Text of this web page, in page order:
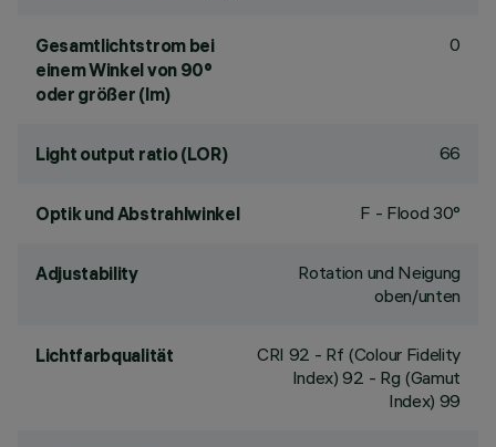
Gesamtlichtstrom bei
einem Winkel von 90°
oder größer (lm)
0
Light output ratio (LOR) 66
Optik und Abstrahlwinkel F - Flood 30°
Adjustability
Rotation und Neigung
oben/unten
Lichtfarbqualität CRI 92 - Rf (Colour Fidelity
Index) 92 - Rg (Gamut
Index) 99